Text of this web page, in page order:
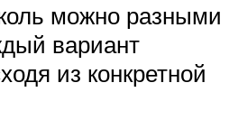
можно разными
вариант
из конкретной